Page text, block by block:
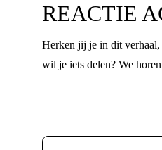
REACTIE
Herken jij je in dit
wil je iets delen? We